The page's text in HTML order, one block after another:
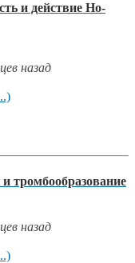
и действие Но-
назад
тромбообразование
назад